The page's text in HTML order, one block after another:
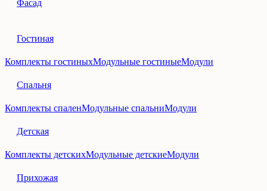
Фасад
Гостиная
Комплекты гостиныхМодульные гостиныеМодули
Спальня
Комплекты спаленМодульные спальниМодули
Детская
Комплекты детскихМодульные детскиеМодули
Прихожая